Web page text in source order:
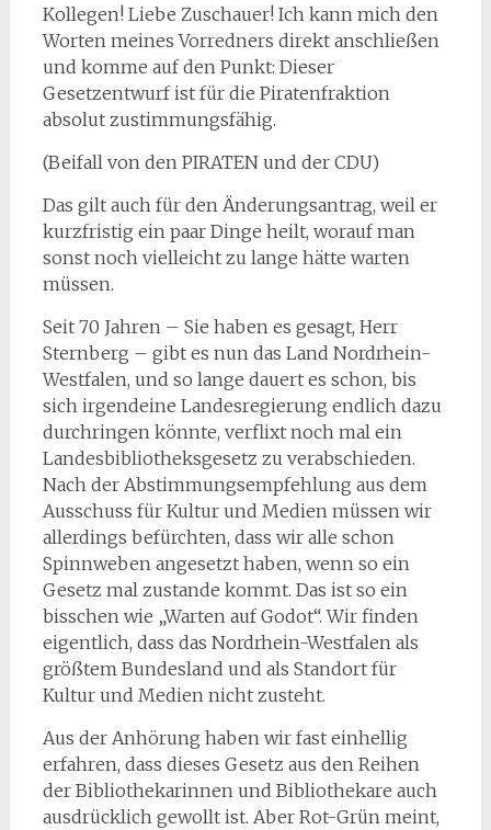
Kollegen! Liebe Zuschauer! Ich kann mich den
Worten meines Vorredners direkt anschließen
und komme auf den Punkt: Dieser
Gesetzentwurf ist für die Piratenfraktion
absolut zustimmungsfähig.
(Beifall von den PIRATEN und der CDU)
Das gilt auch für den Änderungsantrag, weil er
kurzfristig ein paar Dinge heilt, worauf man
sonst noch vielleicht zu lange hätte warten
müssen.
Seit 70 Jahren – Sie haben es gesagt, Herr
Sternberg – gibt es nun das Land Nordrhein-
Westfalen, und so lange dauert es schon, bis
sich irgendeine Landesregierung endlich dazu
durchringen könnte, verflixt noch mal ein
Landesbibliotheksgesetz zu verabschieden.
Nach der Abstimmungsempfehlung aus dem
Ausschuss für Kultur und Medien müssen wir
allerdings befürchten, dass wir alle schon
Spinnweben angesetzt haben, wenn so ein
Gesetz mal zustande kommt. Das ist so ein
bisschen wie „Warten auf Godot“. Wir finden
eigentlich, dass das Nordrhein-Westfalen als
größtem Bundesland und als Standort für
Kultur und Medien nicht zusteht.
Aus der Anhörung haben wir fast einhellig
erfahren, dass dieses Gesetz aus den Reihen
der Bibliothekarinnen und Bibliothekare auch
ausdrücklich gewollt ist. Aber Rot-Grün meint,